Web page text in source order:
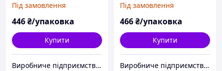
1000 шт
Під замовлення
446₴/упаковка
Купити
Виробниче підприємство "Аксіпласт"
1000 шт
Під замовлення
466₴/упаковка
Купити
Виробниче підприємство "Аксіпласт"